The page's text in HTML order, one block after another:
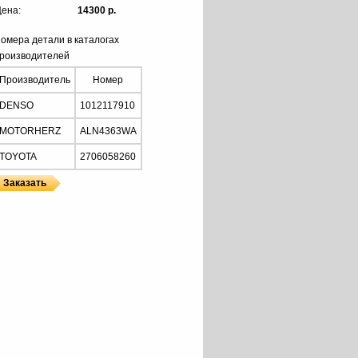
14300 р.
детали в каталогах
Производитель Номер
DENSO 1012117910
MOTORHERZ ALN4363WA
TOYOTA 2706058260